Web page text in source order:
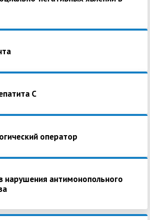
С
оператор
нарушения антимонопольного